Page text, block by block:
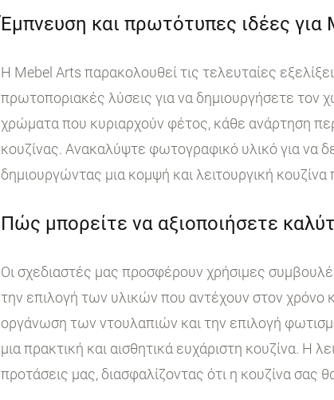
Έμπνευση και πρωτότυπες ιδέες για
Η Mebel Arts παρακολουθεί τις τελευταίες
πρωτοποριακές λύσεις για να δημιουργήσετε τον
χρώματα που κυριαρχούν φέτος, κάθε ανάρτηση
κουζίνας. Ανακαλύψτε φωτογραφικό υλικό για να
δημιουργώντας μια κομψή και λειτουργική
Πώς μπορείτε να αξιοποιήσετε
Οι σχεδιαστές μας προσφέρουν χρήσιμες
την επιλογή των υλικών που αντέχουν στον χρόνο
οργάνωση των ντουλαπιών και την επιλογή
μια πρακτική και αισθητικά ευχάριστη κουζίνα. Η
προτάσεις μας, διασφαλίζοντας ότι η κουζίνα σας